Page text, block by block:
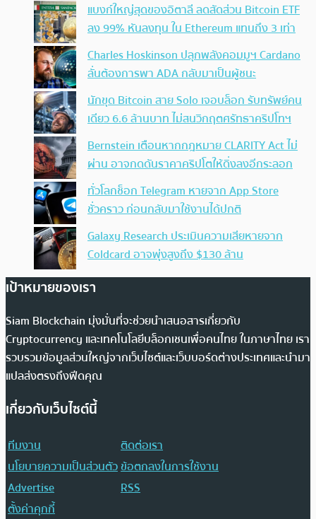
แบงก์ใหญ่สุดของอิตาลี ลดสัดส่วน Bitcoin ETF
ลง 99% หันลงทุน ใน Ethereum แทนถึง 3 เท่า
Charles Hoskinson ปลุกพลังคอมมูฯ Cardano
ลั่นต้องการพา ADA กลับมาเป็นผู้ชนะ
นักขุด Bitcoin สาย Solo เจอบล็อก รับทรัพย์คน
เดียว 6.6 ล้านบาท ไม่สนวิกฤตศรัทธาคริปโทฯ
Bernstein เตือนหากกฎหมาย CLARITY Act ไม่
ผ่าน อาจกดดันราคาคริปโตให้ดิ่งลงอีกระลอก
ทั่วโลกช็อก Telegram หายจาก App Store
ชั่วคราว ก่อนกลับมาใช้งานได้ปกติ
Galaxy Research ประเมินความเสียหายจาก
Coldcard อาจพุ่งสูงถึง $130 ล้าน
เป้าหมายของเรา
Siam Blockchain มุ่งมั่นที่จะช่วยนำเสนอสารเกี่ยวกับ
Cryptocurrency และเทคโนโลยีบล็อกเชนเพื่อคนไทย ในภาษาไทย เรา
รวบรวมข้อมูลส่วนใหญ่จากเว็บไซต์และเว็บบอร์ดต่างประเทศและนำมา
แปลส่งตรงถึงฟีดคุณ
เกี่ยวกับเว็บไซต์นี้
ทีมงาน
ติดต่อเรา
นโยบายความเป็นส่วนตัวข้อตกลงในการใช้งาน
Advertise
RSS
ตั้งค่าคุกกี้